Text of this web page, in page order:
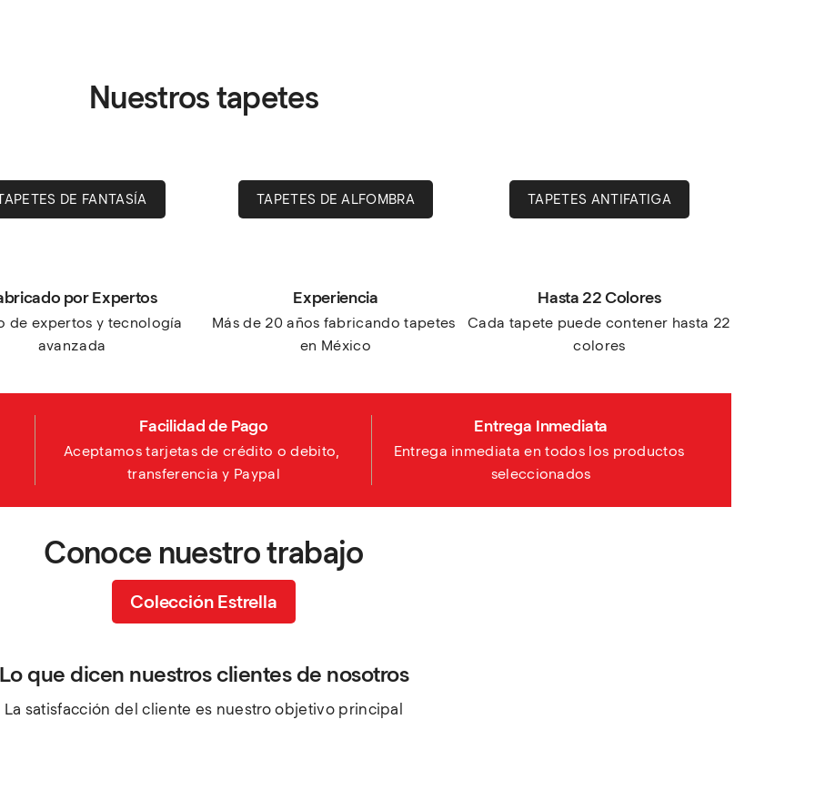
Nuestros tapetes
DE FANTASÍA TAPETES DE ALFOMBRA TAPETES ANTIFATIGA
por Expertos
de expertos y tecnología
avanzada
Experiencia
Más de 20 años fabricando tapetes
en México
Hasta 22 Colores
Cada tapete puede contener hasta 22
colores
Facilidad de Pago
Aceptamos tarjetas de crédito o debito,
transferencia y Paypal
Entrega Inmediata
Entrega inmediata en todos los productos
seleccionados
Conoce nuestro trabajo
Colección Estrella
Lo que dicen nuestros clientes de nosotros
La satisfacción del cliente es nuestro objetivo principal